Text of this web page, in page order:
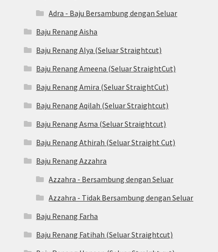
Adra - Baju Bersambung dengan Seluar
Baju Renang Aisha
Baju Renang Alya (Seluar Straightcut)
Baju Renang Ameena (Seluar StraightCut)
Baju Renang Amira (Seluar StraightCut)
Baju Renang Aqilah (Seluar Straightcut)
Baju Renang Asma (Seluar Straightcut)
Baju Renang Athirah (Seluar Straight Cut)
Baju Renang Azzahra
Azzahra - Bersambung dengan Seluar
Azzahra - Tidak Bersambung dengan Seluar
Baju Renang Farha
Baju Renang Fatihah (Seluar Straightcut)